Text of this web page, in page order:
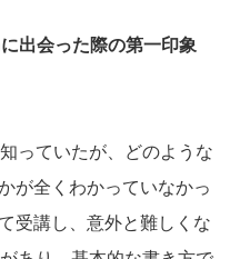
出会った際の第一印象
っていたが、どのような
が全くわかっていなかっ
受講し、意外と難しくな